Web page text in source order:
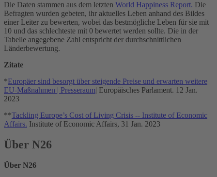
Die Daten stammen aus dem letzten World Happiness Report. Die
Befragten wurden gebeten, ihr aktuelles Leben anhand des Bildes
einer Leiter zu bewerten, wobei das bestmögliche Leben für sie mit
10 und das schlechteste mit 0 bewertet werden sollte. Die in der
Tabelle angegebene Zahl entspricht der durchschnittlichen
Länderbewertung.
Zitate
*Europäer sind besorgt über steigende Preise und erwarten weitere
EU-Maßnahmen | Presseraum| Europäisches Parlament. 12 Jan.
2023
**Tackling Europe’s Cost of Living Crisis -- Institute of Economic
Affairs. Institute of Economic Affairs, 31 Jan. 2023
Über N26
Über N26